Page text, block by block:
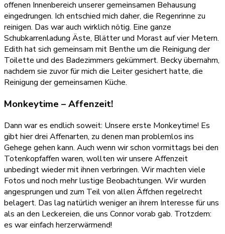
offenen Innenbereich unserer gemeinsamen Behausung
eingedrungen. Ich entschied mich daher, die Regenrinne zu
reinigen. Das war auch wirklich nötig. Eine ganze
Schubkarrenladung Äste, Blätter und Morast auf vier Metern.
Edith hat sich gemeinsam mit Benthe um die Reinigung der
Toilette und des Badezimmers gekümmert. Becky übernahm,
nachdem sie zuvor für mich die Leiter gesichert hatte, die
Reinigung der gemeinsamen Küche.
Monkeytime – Affenzeit!
Dann war es endlich soweit: Unsere erste Monkeytime! Es
gibt hier drei Affenarten, zu denen man problemlos ins
Gehege gehen kann. Auch wenn wir schon vormittags bei den
Totenkopfaffen waren, wollten wir unsere Affenzeit
unbedingt wieder mit ihnen verbringen. Wir machten viele
Fotos und noch mehr lustige Beobachtungen. Wir wurden
angesprungen und zum Teil von allen Äffchen regelrecht
belagert. Das lag natürlich weniger an ihrem Interesse für uns
als an den Leckereien, die uns Connor vorab gab. Trotzdem:
es war einfach herzerwärmend!